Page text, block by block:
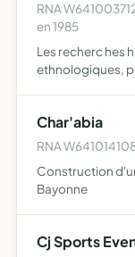
RNA
en 1985
Les recherc hes
ethnologiques,
projections, …
Char'abia
RNA
Construction
Bayonne
Cj Sports